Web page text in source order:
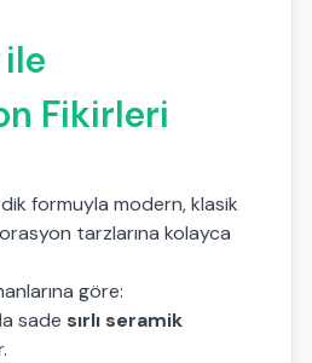
Fikirleri
formuyla modern, klasik
tarzlarına kolayca
göre:
sade sırlı seramik